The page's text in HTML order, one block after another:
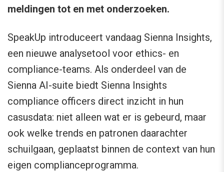
meldingen tot en met onderzoeken.
SpeakUp introduceert vandaag Sienna Insights,
een nieuwe analysetool voor ethics- en
compliance-teams. Als onderdeel van de
Sienna AI-suite biedt Sienna Insights
compliance officers direct inzicht in hun
casusdata: niet alleen wat er is gebeurd, maar
ook welke trends en patronen daarachter
schuilgaan, geplaatst binnen de context van hun
eigen complianceprogramma.